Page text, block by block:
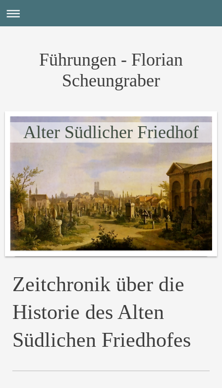
Führungen - Florian
Scheungraber
Alter Südlicher Friedhof
Zeitchronik über die
Historie des Alten
Südlichen Friedhofes